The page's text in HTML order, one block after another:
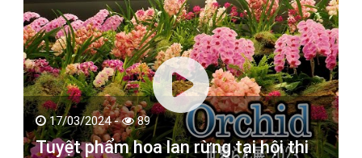
17/03/2024 - 89
Tuyệt phẩm hoa lan rừng tại hội thi